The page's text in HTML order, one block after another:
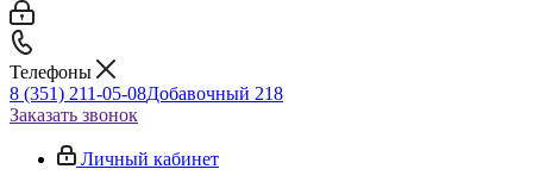
Телефоны
8 (351) 211-05-08Добавочный 218
Заказать звонок
Личный кабинет